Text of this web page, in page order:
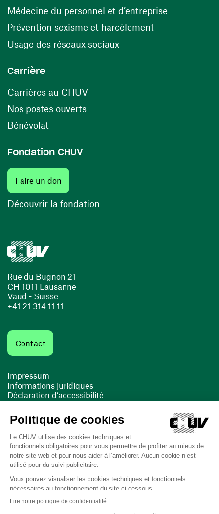
Rue du Bugnon 21
CH-1011 Lausanne
Vaud - Suisse
+41 21 314 11 11
Contact
Impressum
Informations juridiques
Déclaration d’accessibilité
Cookies
(opens in a new window)
(opens in a new window)
Médecine du personnel et d’entreprise
Prévention sexisme et harcèlement
Usage des réseaux sociaux(opens in a new
Carrière
Carrières au CHUV(opens in a new window)
Nos postes ouverts(opens in a new window)
Bénévolat
Fondation CHUV
Faire un don
Découvrir la fondation